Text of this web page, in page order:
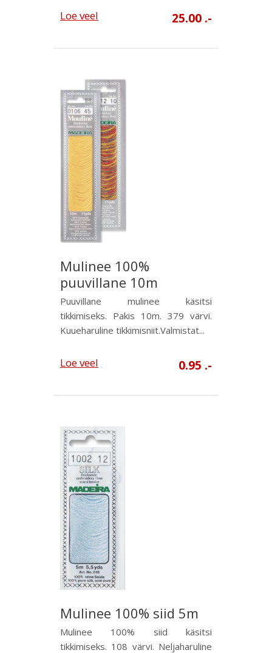
Loe veel 25.00 .-
Mulinee 100%
puuvillane 10m
Puuvillane mulinee käsitsi
tikkimiseks. Pakis 10m. 379 värvi.
Kuueharuline tikkimisniit.Valmistat...
Loe veel 0.95 .-
Mulinee 100% siid 5m
Mulinee 100% siid käsitsi
tikkimiseks. 108 värvi. Neljaharuline